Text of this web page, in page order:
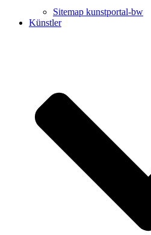
Haralds Streifzüge
Hörtipps von
Kunstausflüge mit Sigrid
Marc Peschke – Out of
Buchtipps von Uli
Sitemap kunstportal-bw
Künstler